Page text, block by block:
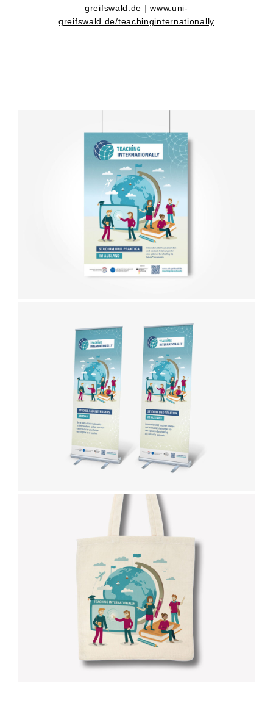
greifswald.de |www.uni-
greifswald.de/teachinginternationally